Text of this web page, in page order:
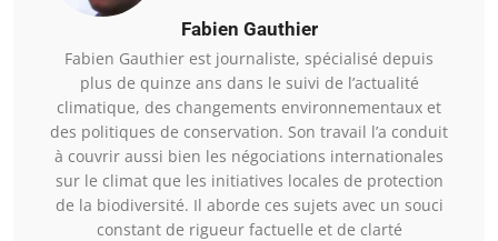
Fabien Gauthier
Fabien Gauthier est journaliste, spécialisé depuis
plus de quinze ans dans le suivi de l’actualité
climatique, des changements environnementaux et
des politiques de conservation. Son travail l’a conduit
à couvrir aussi bien les négociations internationales
sur le climat que les initiatives locales de protection
de la biodiversité. Il aborde ces sujets avec un souci
constant de rigueur factuelle et de clarté